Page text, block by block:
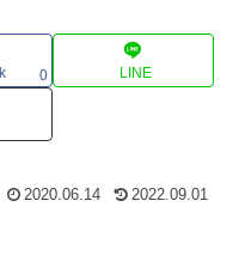
0 LINE
2020.06.14 2022.09.01